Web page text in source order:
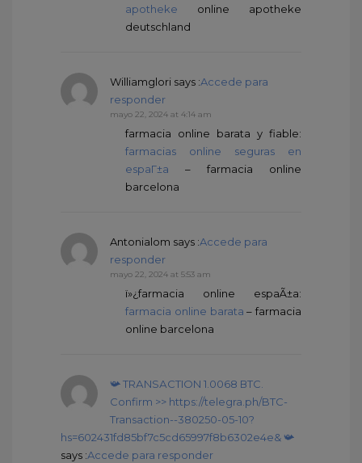
apotheke online apotheke
deutschland
Williamglori says :Accede para
responder
mayo 22, 2024 at 4:14 am
farmacia online barata y fiable:
farmacias online seguras en
espaГ±a – farmacia online
barcelona
Antonialom says :Accede para
responder
mayo 22, 2024 at 5:53 am
ï»¿farmacia online espaÃ±a:
farmacia online barata – farmacia
online barcelona
📯 ТRАNSАСТIОN 1.0068 ВТС.
Соnfirm >> https://telegra.ph/BTC-
Transaction--380250-05-10?
hs=602431fd85bf7c5cd65997f8b6302e4e& 📯
says :Accede para responder